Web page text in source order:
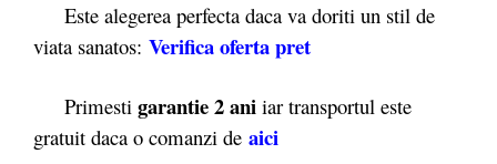
Este alegerea perfecta daca va doriti un stil de
viata sanatos: Verifica oferta pret
Primesti garantie 2 ani iar transportul este
gratuit daca o comanzi de aici